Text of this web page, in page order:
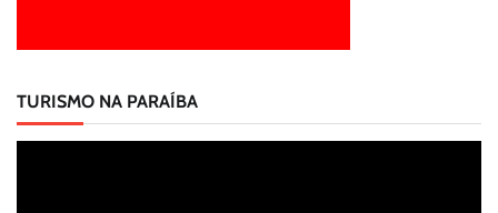
TURISMO NA PARAÍBA